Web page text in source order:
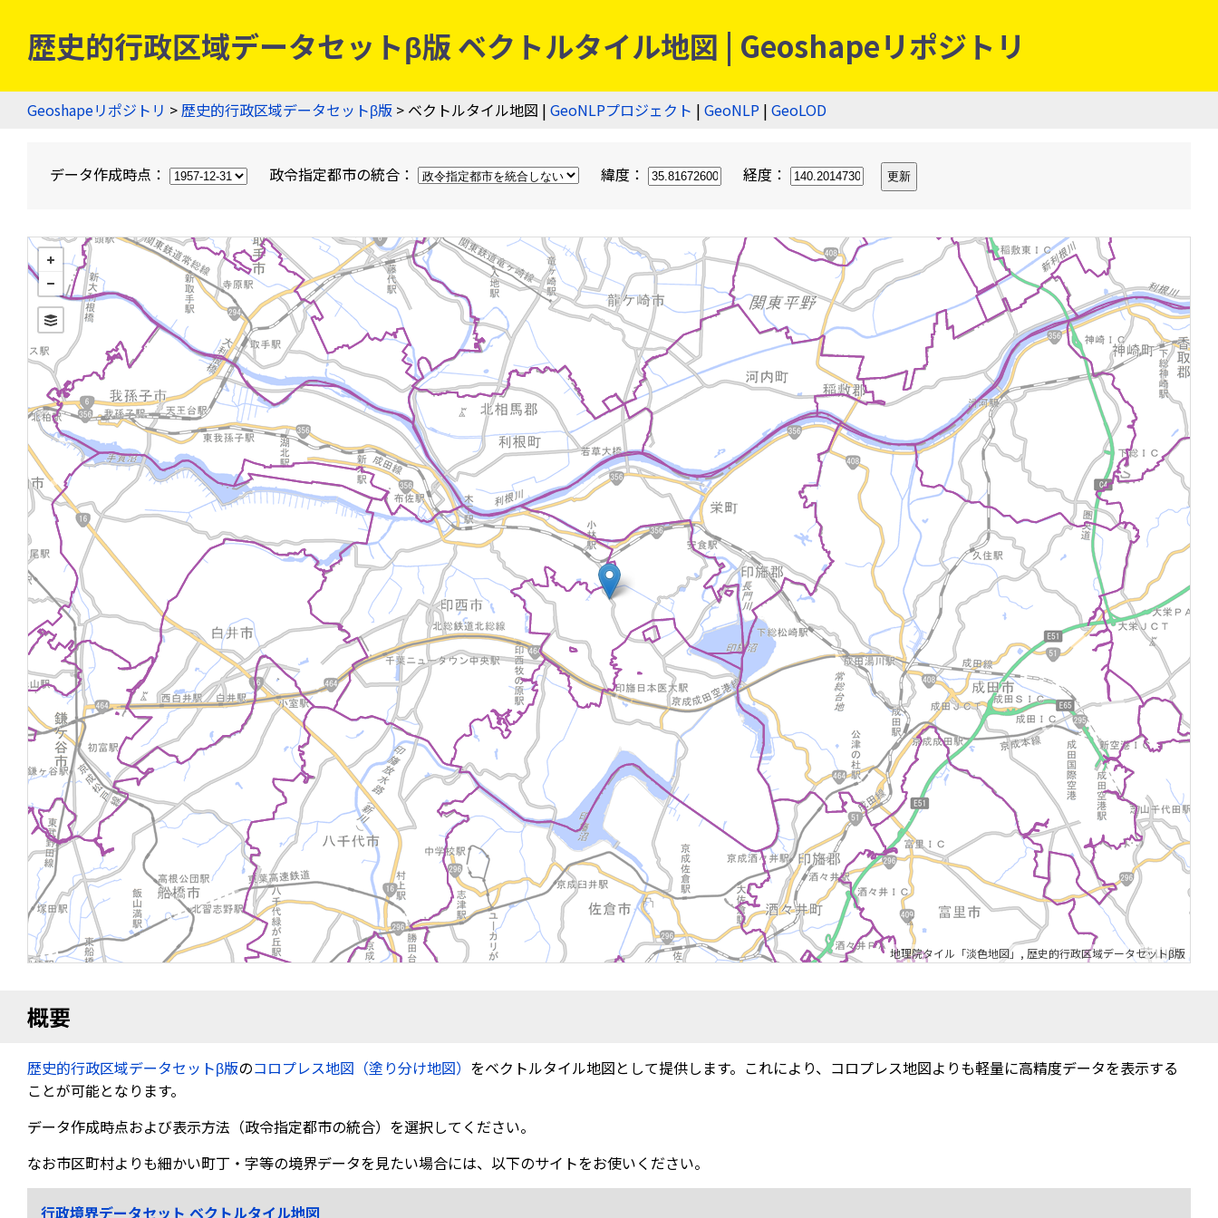
歴史的行政区域データセットβ版 ベクトルタイル地図 | Geoshapeリポジトリ
Geoshapeリポジトリ >歴史的行政区域データセットβ版 > ベクトルタイル地図 | GeoNLPプロジェクト | GeoNLP | GeoLOD
データ作成時点： 政令指定都市の統合： 緯度： 経度：
地理院タイル「淡色地図」 , 歴史的行政区域データセットβ版
概要
歴史的行政区域データセットβ版のコロプレス地図（塗り分け地図） をベクトルタイル地図として提供します。これにより、コロプレス地図よりも軽量に高精度データを表示する
ことが可能となります。
データ作成時点および表示方法（政令指定都市の統合）を選択してください。
なお市区町村よりも細かい町丁・字等の境界データを見たい場合には、以下のサイトをお使いください。
行政境界データセット ベクトルタイル地図